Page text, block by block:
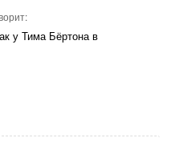
у Тима Бёртона в